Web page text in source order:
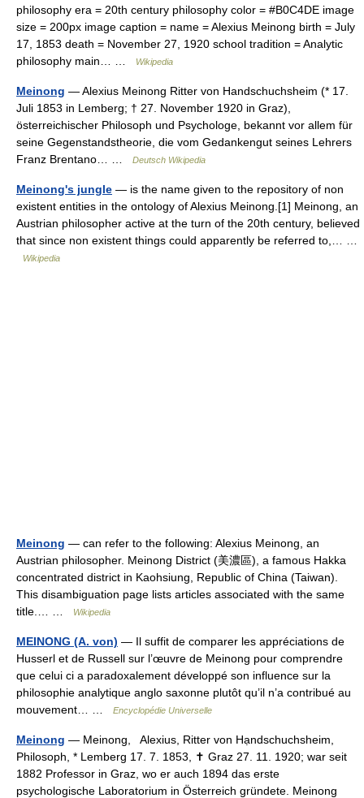
philosophy era = 20th century philosophy color = #B0C4DE image
size = 200px image caption = name = Alexius Meinong birth = July
17, 1853 death = November 27, 1920 school tradition = Analytic
philosophy main… …
Wikipedia
Meinong — Alexius Meinong Ritter von Handschuchsheim (* 17.
Juli 1853 in Lemberg; † 27. November 1920 in Graz),
österreichischer Philosoph und Psychologe, bekannt vor allem für
seine Gegenstandstheorie, die vom Gedankengut seines Lehrers
Franz Brentano… …
Deutsch Wikipedia
Meinong's jungle — is the name given to the repository of non
existent entities in the ontology of Alexius Meinong.[1] Meinong, an
Austrian philosopher active at the turn of the 20th century, believed
that since non existent things could apparently be referred to,… …
Wikipedia
Meinong — can refer to the following: Alexius Meinong, an
Austrian philosopher. Meinong District (美濃區), a famous Hakka
concentrated district in Kaohsiung, Republic of China (Taiwan).
This disambiguation page lists articles associated with the same
title.… …
Wikipedia
MEINONG (A. von) — Il suffit de comparer les appréciations de
Husserl et de Russell sur l’œuvre de Meinong pour comprendre
que celui ci a paradoxalement développé son influence sur la
philosophie analytique anglo saxonne plutôt qu’il n’a contribué au
mouvement… …
Encyclopédie Universelle
Meinong — Meinong, Alexius, Ritter von Hạndschuchsheim,
Philosoph, * Lemberg 17. 7. 1853, ✝ Graz 27. 11. 1920; war seit
1882 Professor in Graz, wo er auch 1894 das erste
psychologische Laboratorium in Österreich gründete. Meinong